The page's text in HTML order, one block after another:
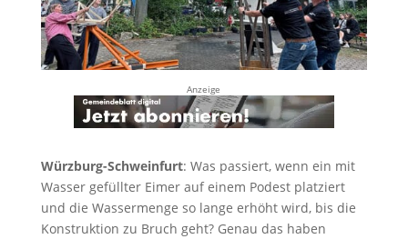
Anzeige
Würzburg-Schweinfurt: Was passiert, wenn ein mit
Wasser gefüllter Eimer auf einem Podest platziert
und die Wassermenge so lange erhöht wird, bis die
Konstruktion zu Bruch geht? Genau das haben